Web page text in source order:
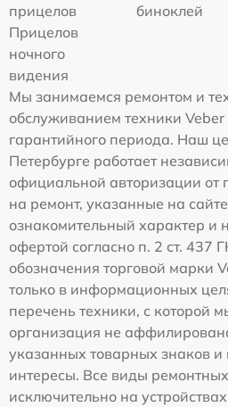
прицелов
биноклей
Прицелов
ночного
видения
Мы занимаемся ремонтом и
обслуживанием техники Veber
гарантийного периода. Наш
Петербурге работает
официальной авторизации от
на ремонт, указанные на
ознакомительный характер и
офертой согласно п. 2 ст. 437
обозначения торговой марки
только в информационных
перечень техники, с которой
организация не
указанных товарных знаков и
интересы. Все виды
исключительно на